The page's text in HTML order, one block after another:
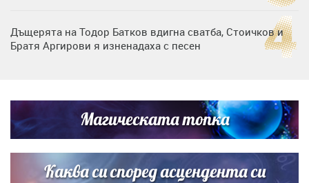
Дъщерята на Тодор Батков вдигна сватба, Стоичков и
Братя Аргирови я изненадаха с песен
Списъкът е ясен: Джей Ло и Риана във ВИП гостите на
сватбата на Роналдо
Магическата топка
Каква си според асцендента си